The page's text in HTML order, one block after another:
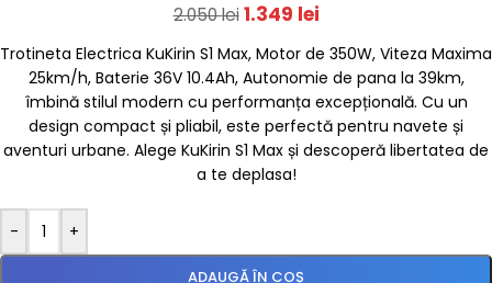
2.050lei 1.349 lei
Trotineta Electrica KuKirin S1 Max, Motor de 350W, Viteza Maxima
25km/h, Baterie 36V 10.4Ah, Autonomie de pana la 39km,
îmbină stilul modern cu performanța excepțională. Cu un
design compact și pliabil, este perfectă pentru navete și
aventuri urbane. Alege KuKirin S1 Max și descoperă libertatea de
a te deplasa!
- +
ADAUGĂ ÎN COȘ